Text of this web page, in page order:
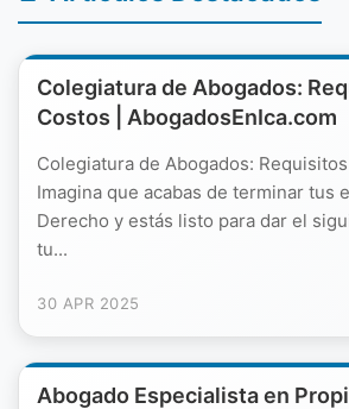
Colegiatura de Abogados:
Costos | AbogadosEnIca.com
Colegiatura de Abogados:
Imagina que acabas de terminar tus
Derecho y estás listo para dar el
tu...
30 APR 2025
Abogado Especialista en